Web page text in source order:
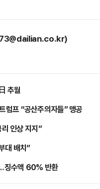
추월
럼프 “공산주의자들” 맹공
인상 지지”
대 배치”
징수액 60% 반환